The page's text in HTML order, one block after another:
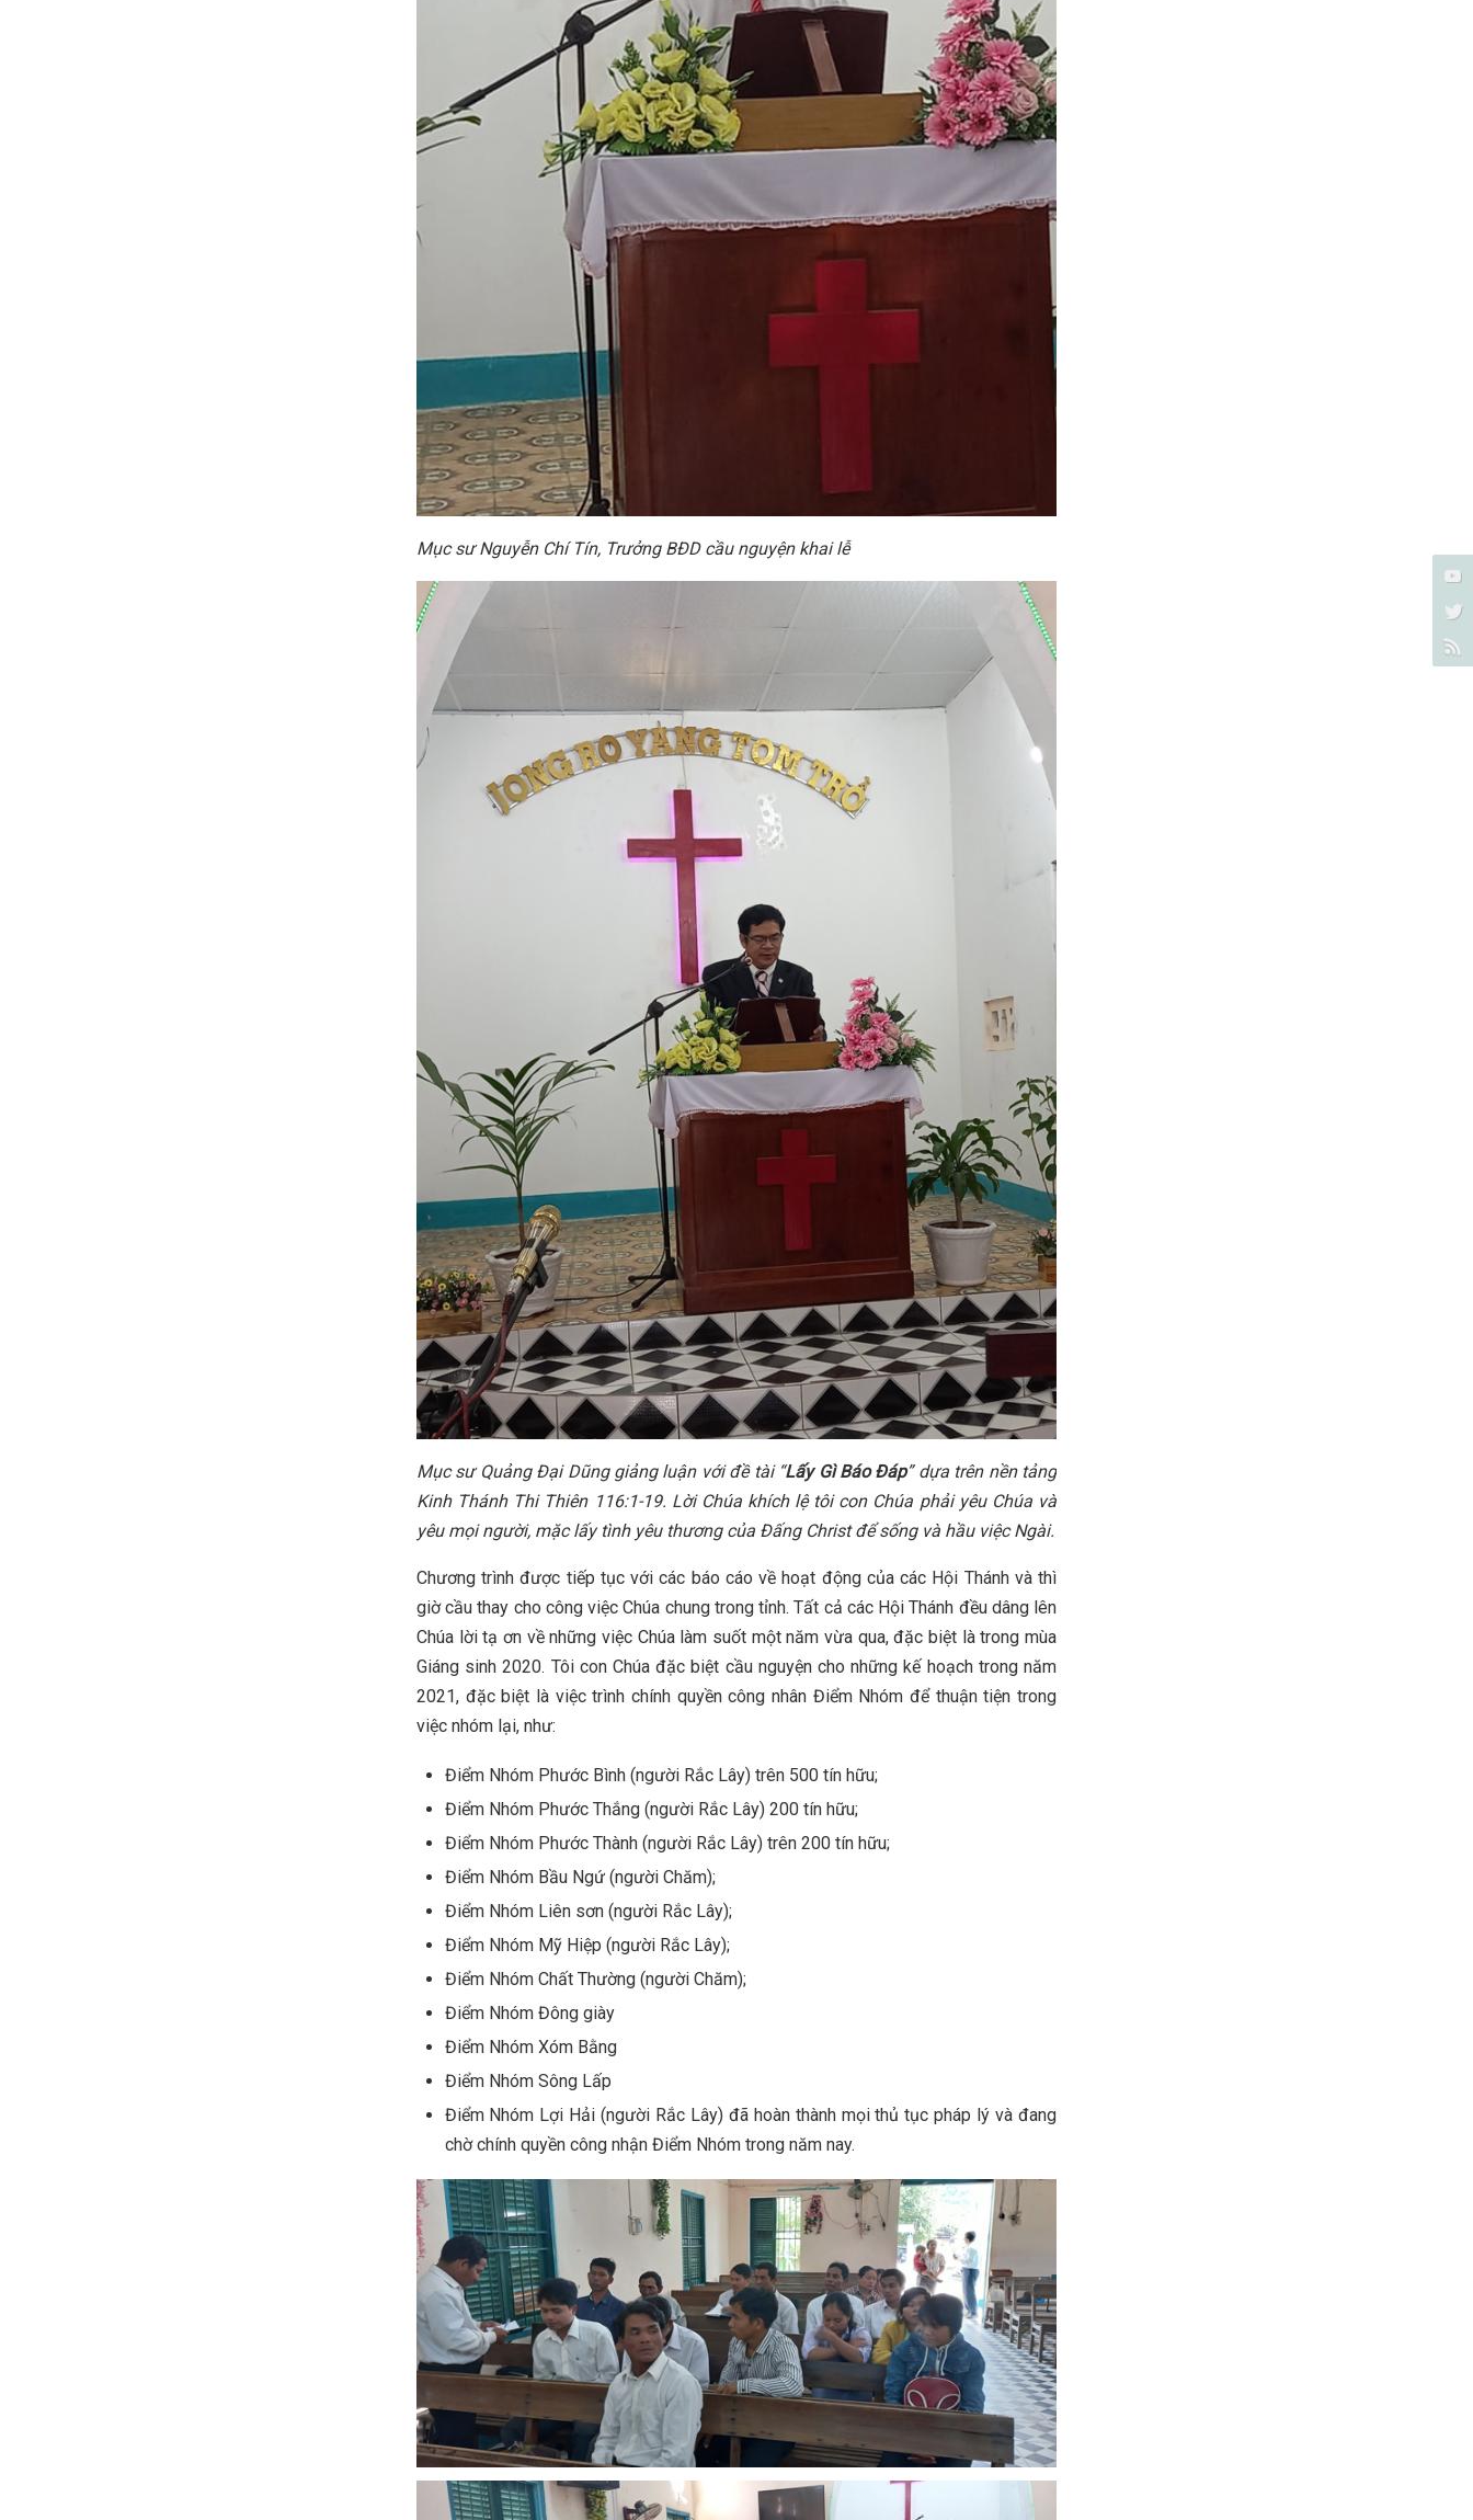
Mục sư Nguyễn Chí Tín, Trưởng BĐD cầu nguyện khai lễ
Mục sư Quảng Đại Dũng giảng luận với đề tài “Lấy Gì Báo Đáp” dựa trên nền tảng
Kinh Thánh Thi Thiên 116:1-19. Lời Chúa khích lệ tôi con Chúa phải yêu Chúa và
yêu mọi người, mặc lấy tình yêu thương của Đấng Christ để sống và hầu việc Ngài.
Chương trình được tiếp tục với các báo cáo về hoạt động của các Hội Thánh và thì
giờ cầu thay cho công việc Chúa chung trong tỉnh. Tất cả các Hội Thánh đều dâng lên
Chúa lời tạ ơn về những việc Chúa làm suốt một năm vừa qua, đặc biệt là trong mùa
Giáng sinh 2020. Tôi con Chúa đặc biệt cầu nguyện cho những kế hoạch trong năm
2021, đặc biệt là việc trình chính quyền công nhân Điểm Nhóm để thuận tiện trong
việc nhóm lại, như:
Điểm Nhóm Phước Bình (người Rắc Lây) trên 500 tín hữu;
Điểm Nhóm Phước Thắng (người Rắc Lây) 200 tín hữu;
Điểm Nhóm Phước Thành (người Rắc Lây) trên 200 tín hữu;
Điểm Nhóm Bầu Ngứ (người Chăm);
Điểm Nhóm Liên sơn (người Rắc Lây);
Điểm Nhóm Mỹ Hiệp (người Rắc Lây);
Điểm Nhóm Chất Thường (người Chăm);
Điểm Nhóm Đông giày
Điểm Nhóm Xóm Bằng
Điểm Nhóm Sông Lấp
Điểm Nhóm Lợi Hải (người Rắc Lây) đã hoàn thành mọi thủ tục pháp lý và đang
chờ chính quyền công nhận Điểm Nhóm trong năm nay.